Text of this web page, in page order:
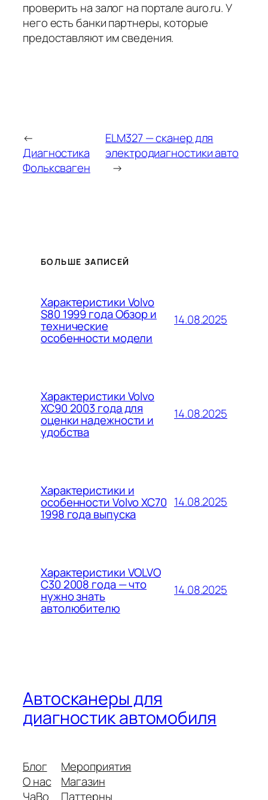
проверить на залог на портале auro.ru. У
него есть банки партнеры, которые
предоставляют им сведения.
←
Диагностика
Фольксваген
ELM327 — сканер для
электродиагностики авто
→
БОЛЬШЕ ЗАПИСЕЙ
Характеристики Volvo
S80 1999 года Обзор и
технические
особенности модели
14.08.2025
Характеристики Volvo
XC90 2003 года для
оценки надежности и
удобства
14.08.2025
Характеристики и
особенности Volvo XC70
1998 года выпуска
14.08.2025
Характеристики VOLVO
C30 2008 года — что
нужно знать
автолюбителю
14.08.2025
Автосканеры для
диагностик автомобиля
Блог
О нас
ЧаВо
Мероприятия
Магазин
Паттерны